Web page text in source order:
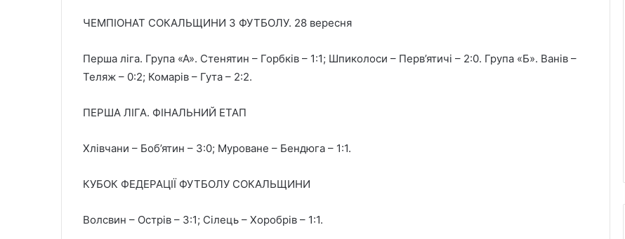
ЧЕМПІОНАТ СОКАЛЬЩИНИ З ФУТБОЛУ. 28 вересня
Перша ліга. Група «А». Стенятин – Горбків – 1:1; Шпиколоси – Перв’ятичі – 2:0. Група «Б». Ванів –
Теляж – 0:2; Комарів – Гута – 2:2.
ПЕРША ЛІГА. ФІНАЛЬНИЙ ЕТАП
Хлівчани – Боб’ятин – 3:0; Муроване – Бендюга – 1:1.
КУБОК ФЕДЕРАЦІЇ ФУТБОЛУ СОКАЛЬЩИНИ
Волсвин – Острів – 3:1; Сілець – Хоробрів – 1:1.